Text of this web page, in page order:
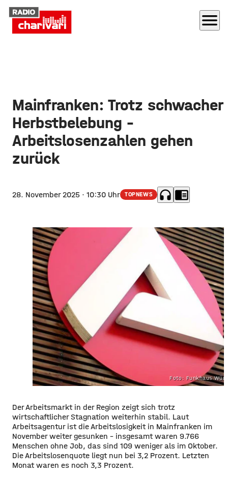
menu
Mainfranken: Trotz schwacher
Herbstbelebung –
Arbeitslosenzahlen gehen
zurück
28. November 2025 · 10:30 Uhr TOPNEWS headphones chrome_reader_mode
Foto: Funkhaus
Der Arbeitsmarkt in der Region zeigt sich trotz
wirtschaftlicher Stagnation weiterhin stabil. Laut
Arbeitsagentur ist die Arbeitslosigkeit in Mainfranken im
November weiter gesunken – insgesamt waren 9.766
Menschen ohne Job, das sind 109 weniger als im Oktober.
Die Arbeitslosenquote liegt nun bei 3,2 Prozent. Letzten
Monat waren es noch 3,3 Prozent.